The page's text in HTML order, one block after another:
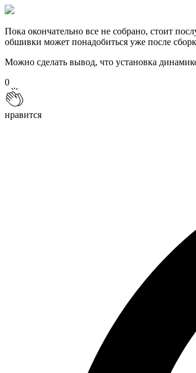
Пока окончательно все не собрано, стоит
обшивки может понадобиться уже после
Можно сделать вывод, что установка
0
нравится